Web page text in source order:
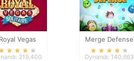
Royal Vegas
Solitaire
219,400
Merge Defense
Oynandı: 140,663